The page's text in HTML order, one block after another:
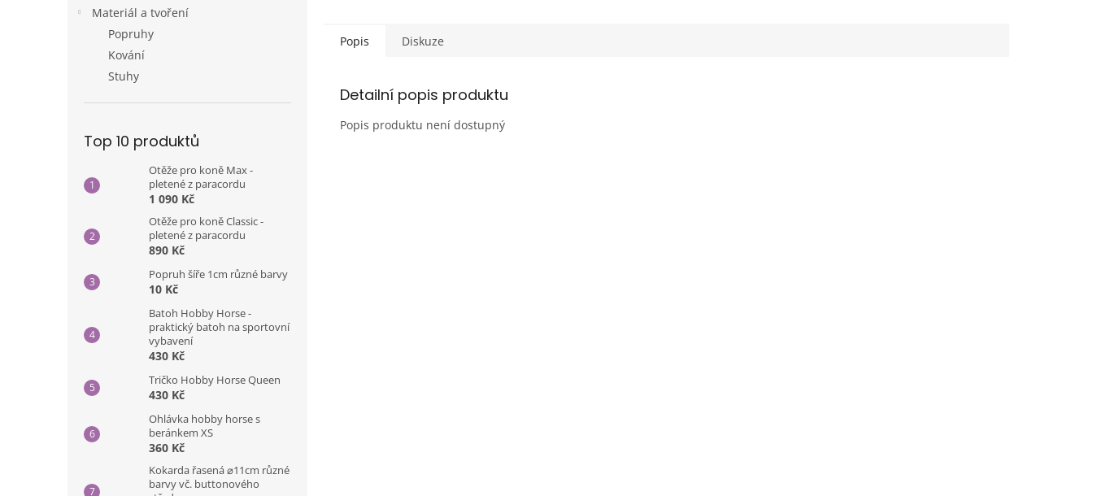
Materiál a tvoření
Popruhy
Kování
Stuhy
Top 10 produktů
Otěže pro koně Max -
pletené z paracordu
1 090 Kč
Otěže pro koně Classic -
pletené z paracordu
890 Kč
Popruh šíře 1cm různé barvy
10 Kč
Batoh Hobby Horse -
praktický batoh na sportovní
vybavení
430 Kč
Tričko Hobby Horse Queen
430 Kč
Ohlávka hobby horse s
beránkem XS
360 Kč
Kokarda řasená ⌀11cm různé
barvy vč. buttonového
Popis Diskuze
Detailní popis produktu
Popis produktu není dostupný